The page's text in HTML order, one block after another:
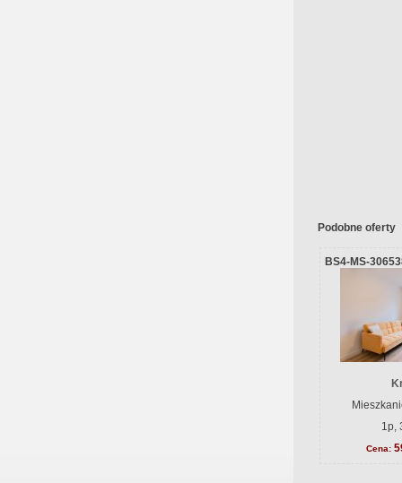
Podobne oferty
BS4-MS-
1p,
Cena: